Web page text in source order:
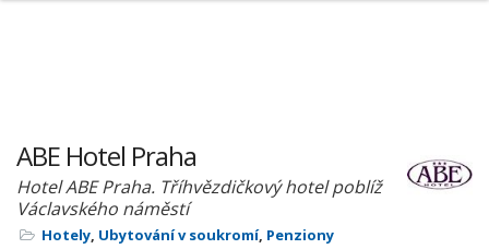
ABE Hotel Praha
Hotel ABE Praha. Tříhvězdičkový hotel poblíž
Václavského náměstí
Hotely, Ubytování v soukromí, Penziony